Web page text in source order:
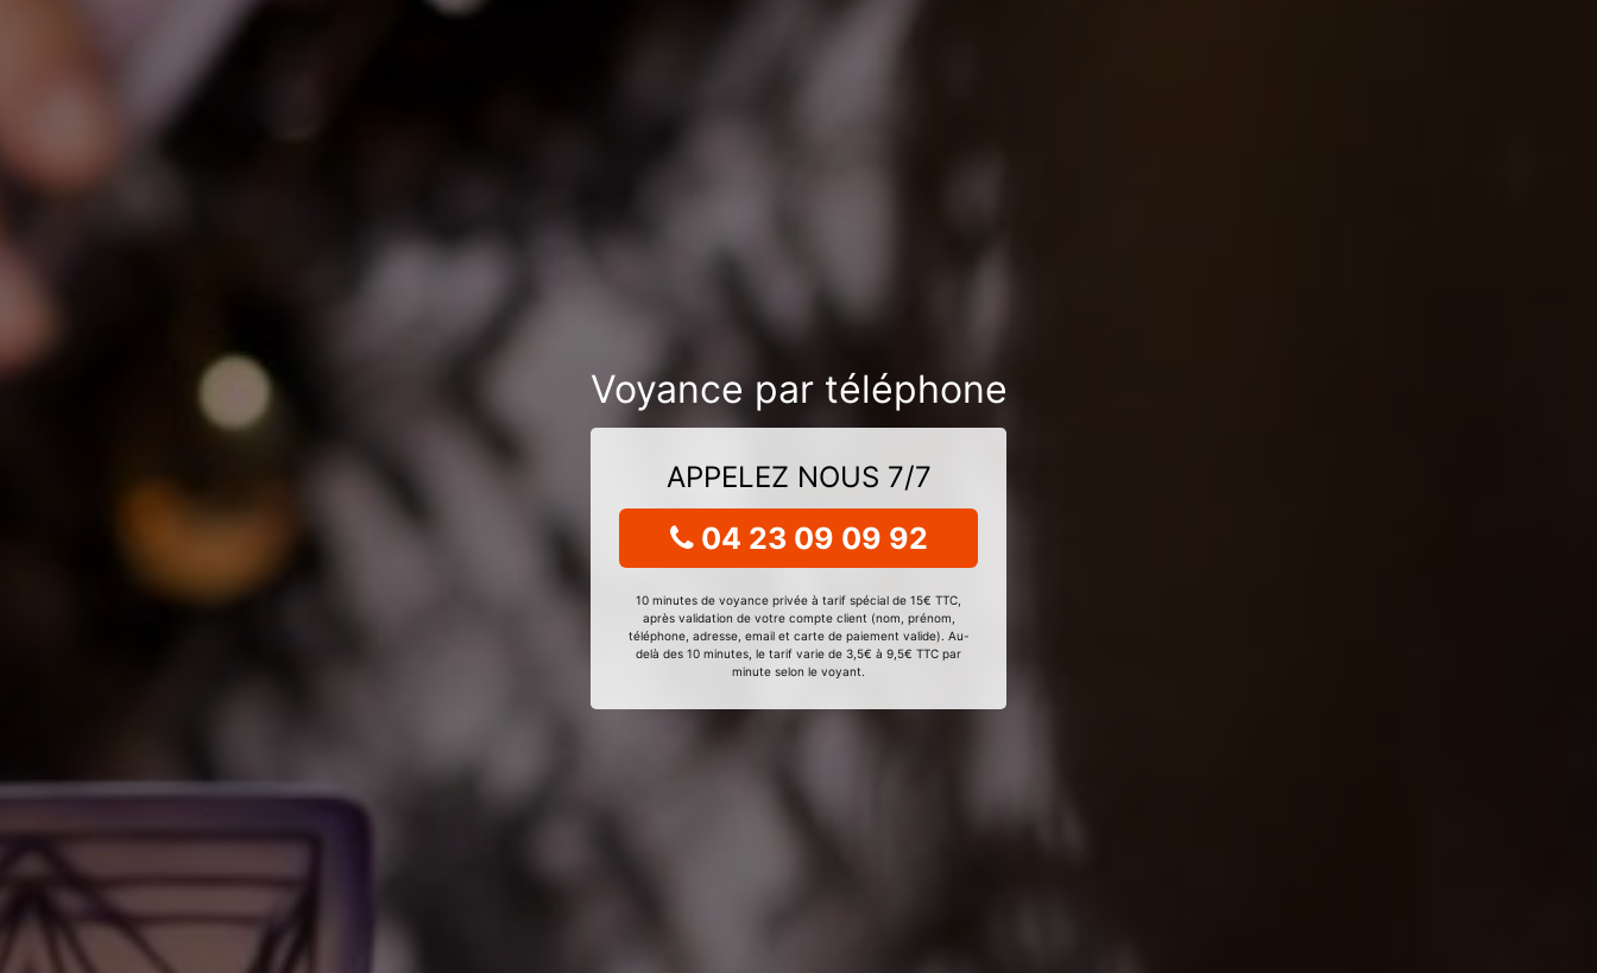
Voyance par téléphone
APPELEZ NOUS 7/7
04 23 09 09 92
10 minutes de voyance privée à tarif spécial de 15€ TTC,
après validation de votre compte client (nom, prénom,
téléphone, adresse, email et carte de paiement valide). Au-
delà des 10 minutes, le tarif varie de 3,5€ à 9,5€ TTC par
minute selon le voyant.